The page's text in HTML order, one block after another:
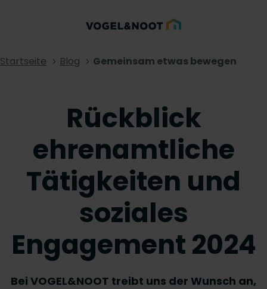
Startseite Blog Gemeinsam etwas bewegen
Rückblick
ehrenamtliche
Tätigkeiten und
soziales
Engagement 2024
Bei VOGEL&NOOT treibt uns der Wunsch an,